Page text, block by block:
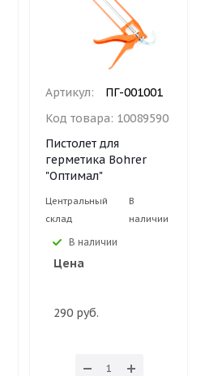
Артикул:
ПГ-001001
Код товара: 10089590
Пистолет для
герметика Bohrer
"Оптимал"
Центральный
склад
В
наличии
В наличии
Цена
290 руб.